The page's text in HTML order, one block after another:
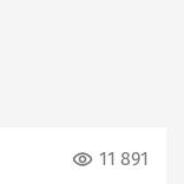
11 891